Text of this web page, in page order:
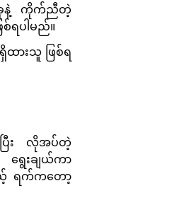
ခုနဲ့ ကိုက်ညီတဲ့
ရပါမည်။
ားသူ ဖြစ်ရ
ြီး လိုအပ်တဲ့
ေးချယ်ကာ
ယ့် ရက်ကတော့